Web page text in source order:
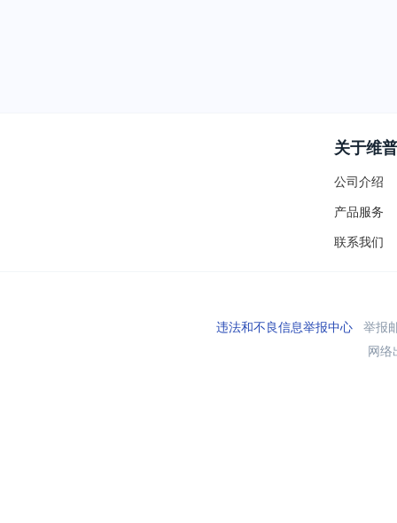
关于维普
公司介绍
产品服务
联系我们
违法和不良信息举报中心举报
网